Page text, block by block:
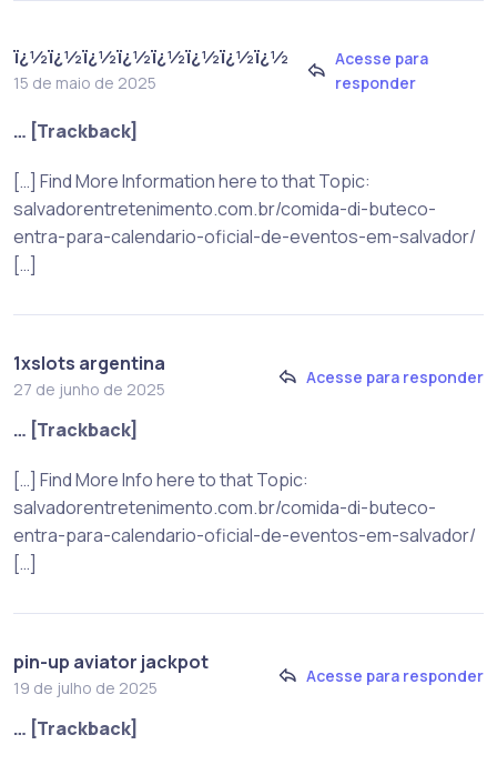
ï¿½ï¿½ï¿½ï¿½ï¿½ï¿½ï¿½ï¿½
15 de maio de 2025
Acesse para
responder
… [Trackback]
[…] Find More Information here to that Topic:
salvadorentretenimento.com.br/comida-di-buteco-
entra-para-calendario-oficial-de-eventos-em-salvador/
[…]
1xslots argentina
27 de junho de 2025
Acesse para responder
… [Trackback]
[…] Find More Info here to that Topic:
salvadorentretenimento.com.br/comida-di-buteco-
entra-para-calendario-oficial-de-eventos-em-salvador/
[…]
pin-up aviator jackpot
19 de julho de 2025
Acesse para responder
… [Trackback]